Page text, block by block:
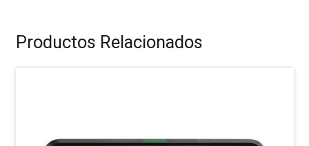
Productos Relacionados